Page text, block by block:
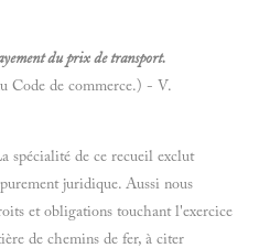
du prix de transport.
Code de commerce.) - V.
spécialité de ce recueil exclut
juridique. Aussi nous
et obligations touchant l'exercice
de chemins de fer, à citer